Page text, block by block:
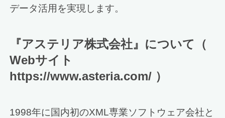
データ活用を実現します。
『アステリア株式会社』について（
Webサイト
https://www.asteria.com/ ）
1998年に国内初のXML専業ソフトウェア会社と